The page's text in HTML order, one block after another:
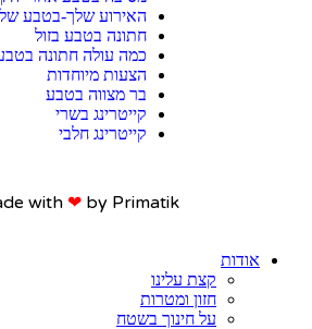
האירוע שלך-בטבע
חתונה בטבע בזול
כמה עולה חתונה
הצעות מיוחדות
בר מצווה בטבע
קייטרינג בשרי
קייטרינג חלבי
with ❤ by Primatik​​
אודות
קצת עלינו
חזון ומטרות
על חינוך בשטח